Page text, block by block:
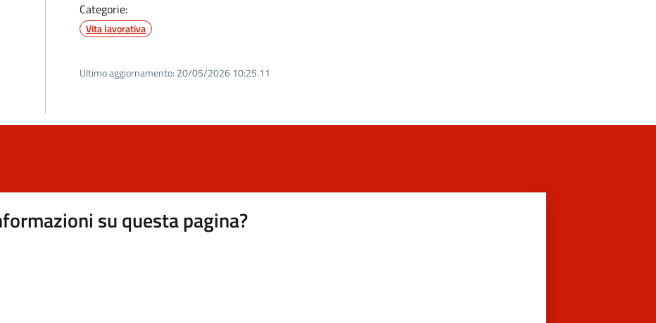
Categorie:
Vita lavorativa
Ultimo aggiornamento: 20/05/2026 10:25.11
su questa pagina?